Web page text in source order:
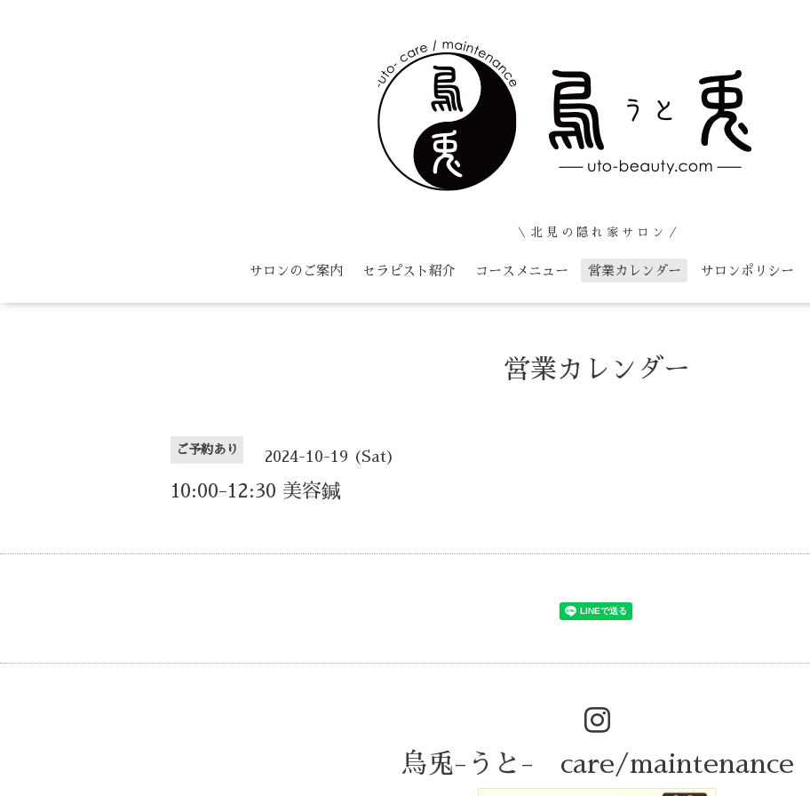
＼ 北 見 の 隠 れ 家 サ ロ ン ／
サロンのご案内 セラピスト紹介 コースメニュー 営業カレンダー サロンポリシー
営業カレンダー
ご予約あり 2024-10-19 (Sat)
10:00-12:30 美容鍼
烏兎-うと- care/maintenance